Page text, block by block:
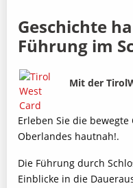
Geschichte
Führung im
Bild
Beschreibung
Mit der
Erleben Sie die
Oberlandes hautnah!.
Die Führung durch
Einblicke in die